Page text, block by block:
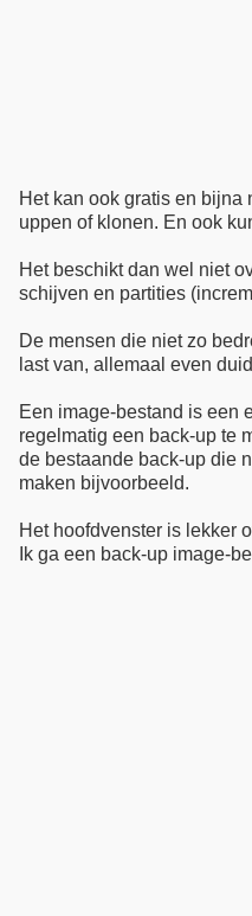
Het kan ook gratis en bijna
uppen of klonen. En ook
Het beschikt dan wel niet
schijven en partities
De mensen die niet zo
last van, allemaal even
Een image-bestand is een
regelmatig een back-up te
de bestaande back-up die
maken bijvoorbeeld.
Het hoofdvenster is lekker
Ik ga een back-up image-